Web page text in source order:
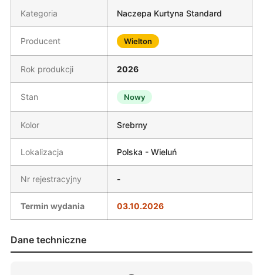
Kategoria Naczepa Kurtyna Standard
Producent Wielton
Rok produkcji 2026
Stan Nowy
Kolor Srebrny
Lokalizacja Polska - Wieluń
Nr rejestracyjny -
Termin wydania 03.10.2026
Dane techniczne